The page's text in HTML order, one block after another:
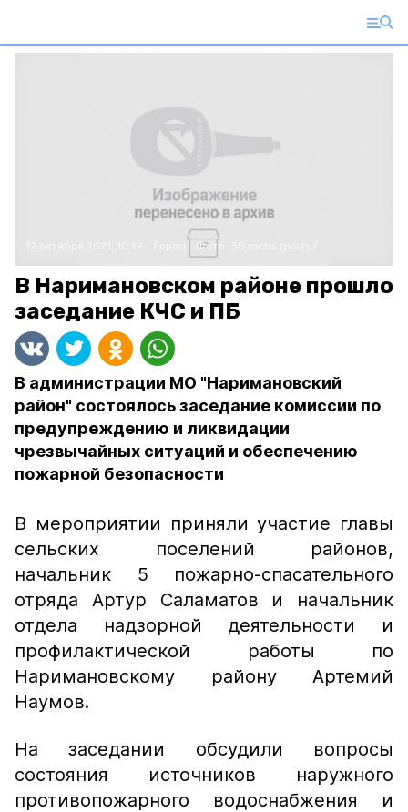
Фото:
В Наримановском районе прошло
заседание КЧС и ПБ
В администрации МО "Наримановский
район" состоялось заседание комиссии по
предупреждению и ликвидации
чрезвычайных ситуаций и обеспечению
пожарной безопасности
В мероприятии приняли участие главы
сельских поселений районов,
начальник 5 пожарно-спасательного
отряда Артур Саламатов и начальник
отдела надзорной деятельности и
профилактической работы по
Наримановскому району Артемий
Наумов.
На заседании обсудили вопросы
состояния источников наружного
противопожарного водоснабжения и